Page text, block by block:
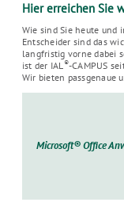
Hier erreichen Sie
Wie sind Sie heute
Entscheider sind das
langfristig vorne dabei
ist der IAL®-CAMPUS
Wir bieten passgenaue
Microsoft® Office